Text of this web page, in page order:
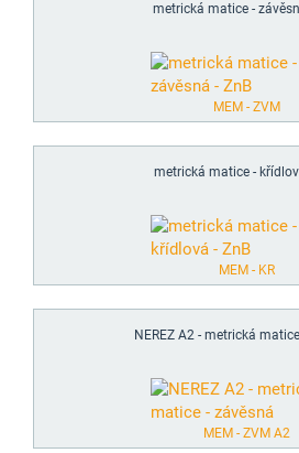
metrická matice -
MEM - ZVM
metrická matice -
MEM - KR
NEREZ A2 - metrická
MEM - ZVM A2